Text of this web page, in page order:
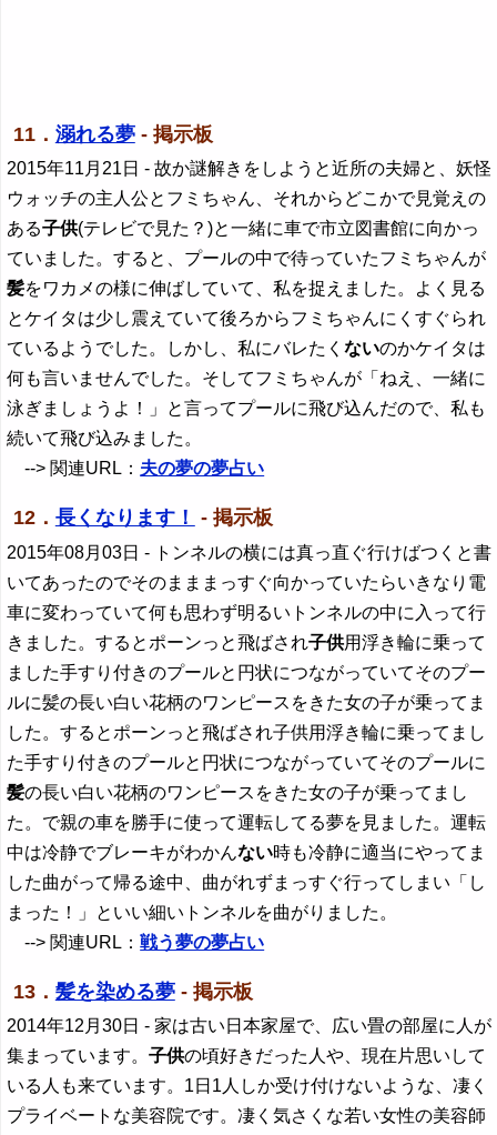
11． 溺れる夢- 掲示板
2015年11月21日 - 故か謎解きをしようと近所の夫婦と、妖怪
ウォッチの主人公とフミちゃん、それからどこかで見覚えの
ある子供(テレビで見た？)と一緒に車で市立図書館に向かっ
ていました。すると、プールの中で待っていたフミちゃんが
髪をワカメの様に伸ばしていて、私を捉えました。よく見る
とケイタは少し震えていて後ろからフミちゃんにくすぐられ
ているようでした。しかし、私にバレたくないのかケイタは
何も言いませんでした。そしてフミちゃんが「ねえ、一緒に
泳ぎましょうよ！」と言ってプールに飛び込んだので、私も
続いて飛び込みました。
--> 関連URL： 夫の夢の夢占い
12． 長くなります！ - 掲示板
2015年08月03日 - トンネルの横には真っ直ぐ行けばつくと書
いてあったのでそのまままっすぐ向かっていたらいきなり電
車に変わっていて何も思わず明るいトンネルの中に入って行
きました。するとポーンっと飛ばされ子供用浮き輪に乗って
ました手すり付きのプールと円状につながっていてそのプー
ルに髪の長い白い花柄のワンピースをきた女の子が乗ってま
した。するとポーンっと飛ばされ子供用浮き輪に乗ってまし
た手すり付きのプールと円状につながっていてそのプールに
髪の長い白い花柄のワンピースをきた女の子が乗ってまし
た。で親の車を勝手に使って運転してる夢を見ました。運転
中は冷静でブレーキがわかんない時も冷静に適当にやってま
した曲がって帰る途中、曲がれずまっすぐ行ってしまい「し
まった！」といい細いトンネルを曲がりました。
--> 関連URL：戦う夢の夢占い
13． 髪を染める夢- 掲示板
2014年12月30日 - 家は古い日本家屋で、広い畳の部屋に人が
集まっています。子供の頃好きだった人や、現在片思いして
いる人も来ています。1日1人しか受け付けないような、凄く
プライベートな美容院です。凄く気さくな若い女性の美容師